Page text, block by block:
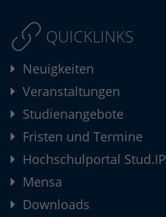
QUICKLINKS
Neuigkeiten
Veranstaltungen
Studienangebote
Fristen und Termine
Hochschulportal Stud.IP
Mensa
Downloads